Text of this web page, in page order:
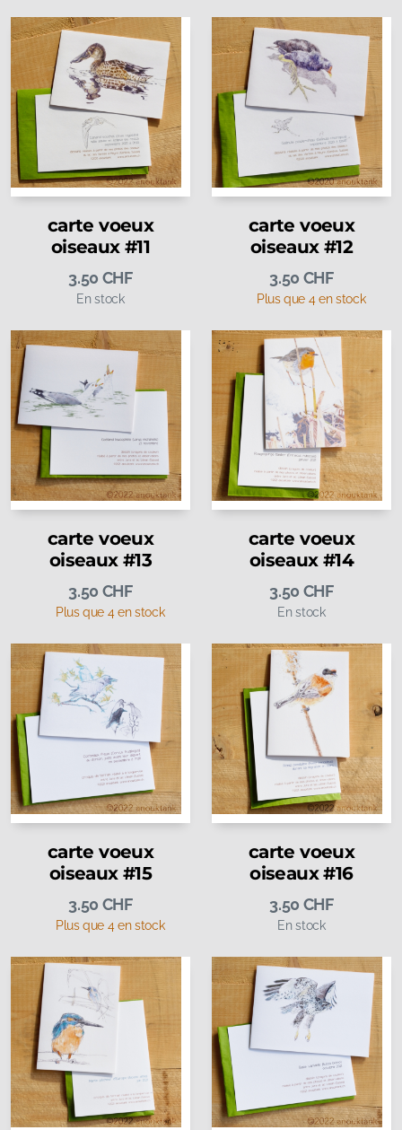
carte voeux
oiseaux #11
3.50 CHF
En stock
carte voeux
oiseaux #12
3.50 CHF
Plus que 4 en stock
carte voeux
oiseaux #13
3.50 CHF
Plus que 4 en stock
carte voeux
oiseaux #14
3.50 CHF
En stock
carte voeux
oiseaux #15
3.50 CHF
Plus que 4 en stock
carte voeux
oiseaux #16
3.50 CHF
En stock